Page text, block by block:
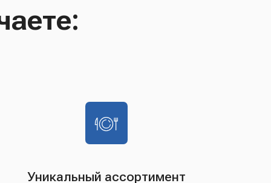
Уникальный ассортимент